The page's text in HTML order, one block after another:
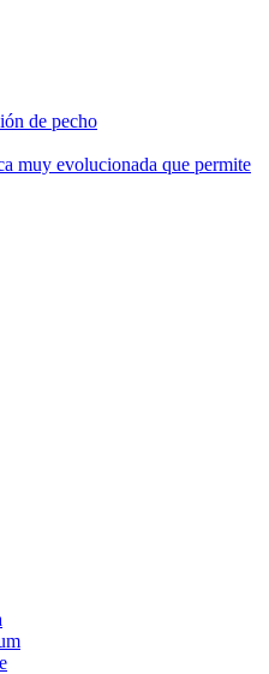
de pecho
muy evolucionada que permite